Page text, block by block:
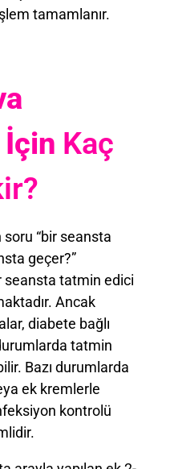
tamamlanır.
Kaç
“bir seansta
geçer?”
seansta tatmin edici
Ancak
diabete bağlı
tatmin
Bazı durumlarda
ek kremlerle
kontrolü